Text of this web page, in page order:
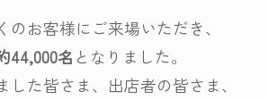
のお客様にご来場いただき、
44,000名 となりました。
した皆さま、出店者の皆さま、